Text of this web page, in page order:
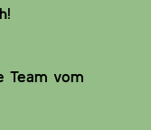
Team vom